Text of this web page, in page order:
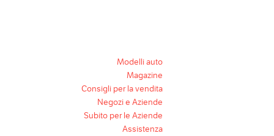
Modelli auto
Magazine
Consigli per la vendita
Negozi e Aziende
Subito per le Aziende
Assistenza